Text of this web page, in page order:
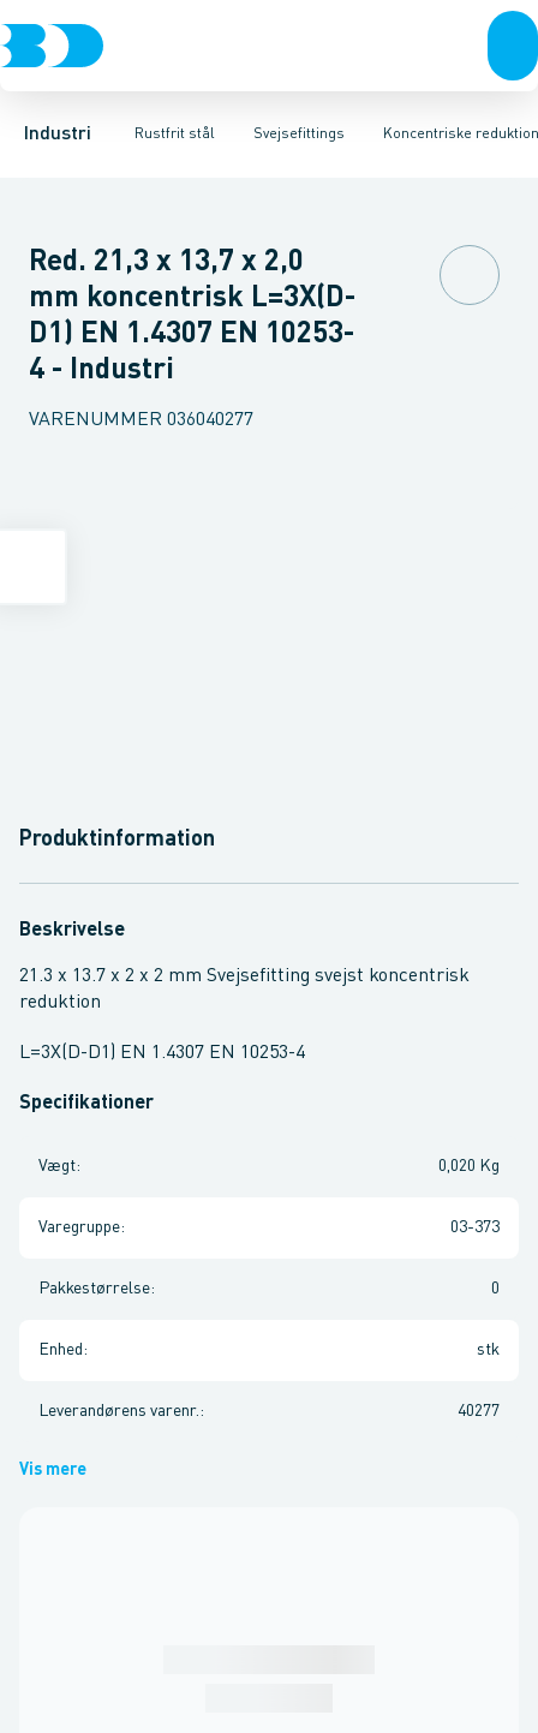
Industri Rustfrit stål
VentilerRustfrit stålSort stålGalvaniseret stålPlastIndustri
Svejsefittings
Svejsefittings ASTM svejsefittingsLevnedsmiddel fittings
Koncentriske
Bøjninger Indsv. bøjninger Koncentriske reduktioner
Red. 21,3 x 13,7 x 2,0
mm koncentrisk L=3X(D-
D1) EN 1.4307 EN 10253-
4 - Industri
VARENUMMER 036040277
Produktinformation
Beskrivelse
21.3 x 13.7 x 2 x 2 mm Svejsefitting svejst koncentrisk
reduktion
L=3X(D-D1) EN 1.4307 EN 10253-4
Specifikationer
Vægt: 0,020 Kg
Varegruppe: 03-373
Pakkestørrelse: 0
Enhed : stk
Leverandørens varenr. : 40277
Vis mere